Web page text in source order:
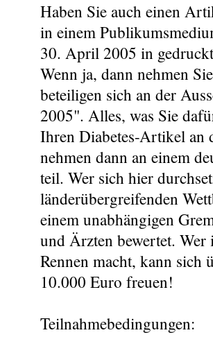
Haben Sie auch einen
in einem
30. April 2005 in
Wenn ja, dann nehmen
beteiligen sich an der
2005". Alles, was Sie
Ihren Diabetes-Artikel an
nehmen dann an einem
teil. Wer sich hier
länderübergreifenden
einem unabhängigen
und Ärzten bewertet. Wer
Rennen macht, kann sich
10.000 Euro freuen!
Teilnahmebedingungen: